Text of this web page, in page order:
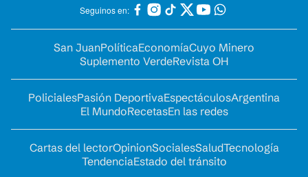
Seguinos en:
San JuanPolíticaEconomíaCuyo Minero
Suplemento VerdeRevista OH
PolicialesPasión DeportivaEspectáculosArgentina
El MundoRecetasEn las redes
Cartas del lectorOpinionSocialesSaludTecnología
TendenciaEstado del tránsito